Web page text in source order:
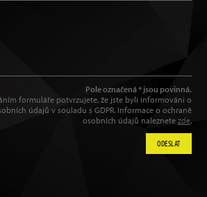
Pole označená * jsou povinná.
formuláře potvrzujete, že jste byli informováni o
údajů v souladu s GDPR. Informace o ochraně
osobních údajů naleznete zde.
ODESLAT